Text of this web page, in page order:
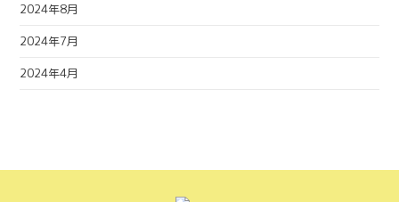
2024年8月
2024年7月
2024年4月